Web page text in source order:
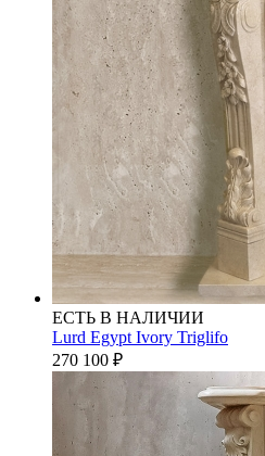
ЕСТЬ В НАЛИЧИИ
Lurd Egypt Ivory Triglifo
270 100 ₽